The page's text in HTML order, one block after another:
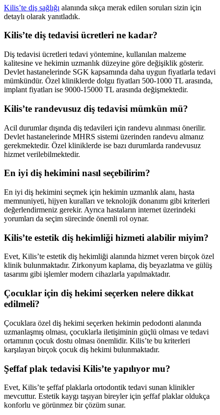
Kilis’te diş sağlığı alanında sıkça merak edilen soruları sizin için
detaylı olarak yanıtladık.
Kilis’te diş tedavisi ücretleri ne kadar?
Diş tedavisi ücretleri tedavi yöntemine, kullanılan malzeme
kalitesine ve hekimin uzmanlık düzeyine göre değişiklik gösterir.
Devlet hastanelerinde SGK kapsamında daha uygun fiyatlarla tedavi
mümkündür. Özel kliniklerde dolgu fiyatları 500-1000 TL arasında,
implant fiyatları ise 9000-15000 TL arasında değişmektedir.
Kilis’te randevusuz diş tedavisi mümkün mü?
Acil durumlar dışında diş tedavileri için randevu alınması önerilir.
Devlet hastanelerinde MHRS sistemi üzerinden randevu almanız
gerekmektedir. Özel kliniklerde ise bazı durumlarda randevusuz
hizmet verilebilmektedir.
En iyi diş hekimini nasıl seçebilirim?
En iyi diş hekimini seçmek için hekimin uzmanlık alanı, hasta
memnuniyeti, hijyen kuralları ve teknolojik donanımı gibi kriterleri
değerlendirmeniz gerekir. Ayrıca hastaların internet üzerindeki
yorumları da seçim sürecinde önemli rol oynar.
Kilis’te estetik diş hekimliği hizmeti alabilir miyim?
Evet, Kilis’te estetik diş hekimliği alanında hizmet veren birçok özel
klinik bulunmaktadır. Zirkonyum kaplama, diş beyazlatma ve gülüş
tasarımı gibi işlemler modern cihazlarla yapılmaktadır.
Çocuklar için diş hekimi seçerken nelere dikkat
edilmeli?
Çocuklara özel diş hekimi seçerken hekimin pedodonti alanında
uzmanlaşmış olması, çocuklarla iletişiminin güçlü olması ve tedavi
ortamının çocuk dostu olması önemlidir. Kilis’te bu kriterleri
karşılayan birçok çocuk diş hekimi bulunmaktadır.
Şeffaf plak tedavisi Kilis’te yapılıyor mu?
Evet, Kilis’te şeffaf plaklarla ortodontik tedavi sunan klinikler
mevcuttur. Estetik kaygı taşıyan bireyler için şeffaf plaklar oldukça
konforlu ve görünmez bir çözüm sunar.